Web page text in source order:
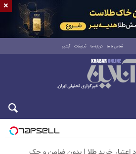
تماس با ما درباره ما تبلیغات آرشیو
×